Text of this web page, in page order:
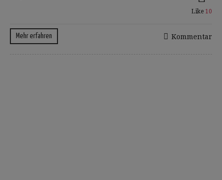
Like 10
Mehr erfahren Kommentar